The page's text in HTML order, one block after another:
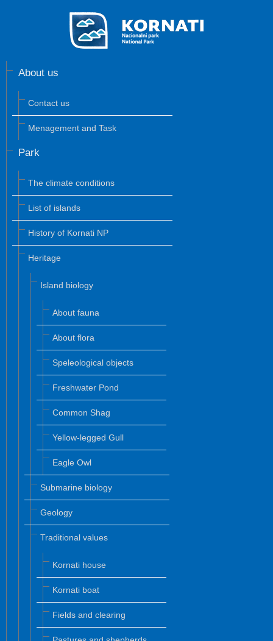
About us
Contact us
Menagement and Task
Park
The climate conditions
List of islands
History of Kornati NP
Heritage
Island biology
About fauna
About flora
Speleological objects
Freshwater Pond
Common Shag
Yellow-legged Gull
Eagle Owl
Submarine biology
Geology
Traditional values
Kornati house
Kornati boat
Fields and clearing